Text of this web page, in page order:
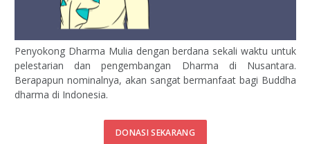
Penyokong Dharma Mulia dengan berdana sekali waktu untuk
pelestarian dan pengembangan Dharma di Nusantara.
Berapapun nominalnya, akan sangat bermanfaat bagi Buddha
dharma di Indonesia.
DONASI SEKARANG